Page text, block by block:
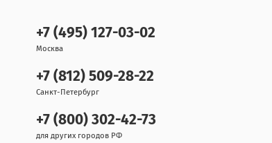
+7 (495) 127-03-02
Москва
+7 (812) 509-28-22
Санкт-Петербург
+7 (800) 302-42-73
для других городов РФ